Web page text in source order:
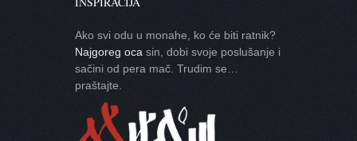
Ako svi odu u monahe, ko će biti ratnik?
Najgoreg oca sin, dobi svoje poslušanje i
sačini od pera mač. Trudim se…
praštajte.